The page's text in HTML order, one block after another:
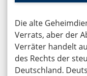
Die alte
Verrats, aber der
Verräter handelt
des Rechts der
Deutschland.